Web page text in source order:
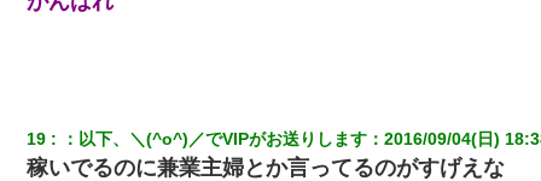
19 ： 以下、＼(^o^)／でVIPがお送りします ：2016/09/04(日)
稼いでるのに兼業主婦とか言ってるのがすげえな